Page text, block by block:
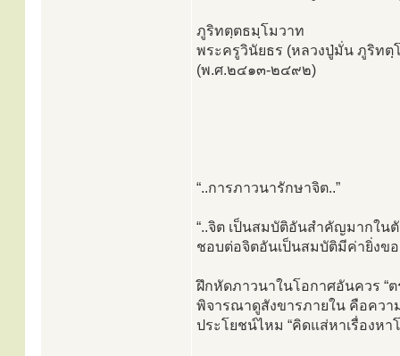
ภูริทตฺตธมฺโมวาท
พระครูวินัยธร (หลวงปู่มั่น ภูริทตฺ
(พ.ศ.๒๔๑๓-๒๔๙๒)
“..การภาวนารักษาจิต..”
“..จิต เป็นสมบัติอันสำคัญมากใน
ชอบต่อจิตอันเป็นสมบัติมีค่ายิ่งข
ฝึกหัดภาวนาในโอกาศอันควร “
พิจารณาดูสังขารภายใน คือควา
ประโยชน์ไหม “คิดแส่หาเรื่องห